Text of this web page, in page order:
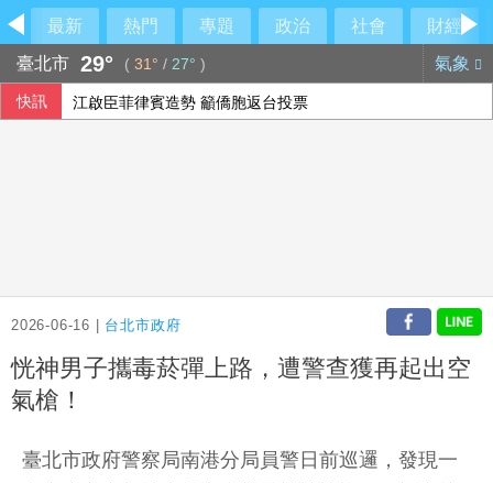
最新 熱門 專題 政治 社會
財經
臺北市 29° ( 31° / 27° ) 氣象
快訊 江啟臣菲律賓造勢 籲僑胞返台投票
2026-06-16 | 台北市政府
恍神男子攜毒菸彈上路，遭警查獲再起出空
氣槍！
臺北市政府警察局南港分局員警日前巡邏，發現一